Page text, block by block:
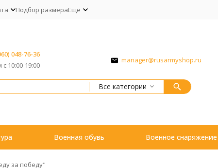
Подбор размераЕщё
048-76-36
10:00-19:00
manager@rusarmyshop.ru
Все категории
Военная обувь Военное снаряжение
за победу"